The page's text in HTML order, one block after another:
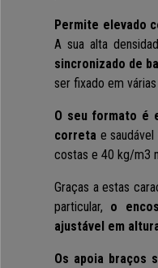
Permite elevado
A sua alta
sincronizado de
ser fixado em
O seu formato é
correta e saudável
costas e 40 kg/m3
Graças a estas
particular, o
ajustável em
Os apoia braços